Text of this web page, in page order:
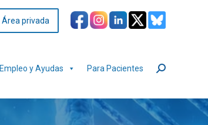
Área privada
Empleo y Ayudas Para Pacientes Buscar: